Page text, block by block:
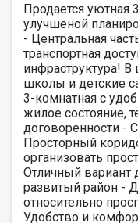
Продается уютная
улучшеной
- Центральная
транспортная
инфраструктура!
школы и детские
3-комнатная с
жилое состояние,
договоренности -
Просторный
организовать
Отличный вариант
развитый район -
относительно
Удобство и